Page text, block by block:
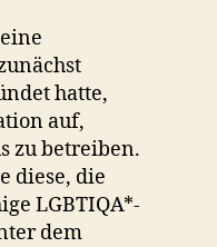
hatte,
auf,
zu betreiben.
diese, die
LGBTIQA*-
dem